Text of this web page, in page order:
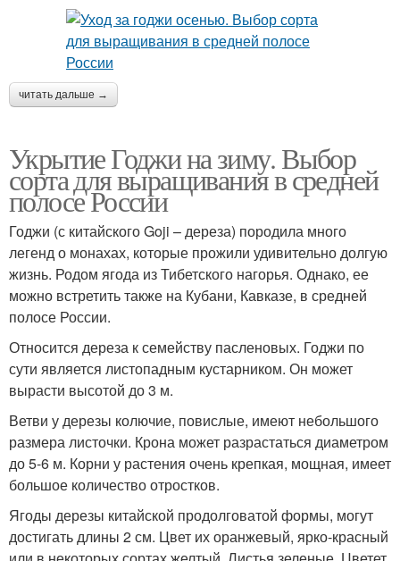
читать дальше →
Укрытие Годжи на зиму. Выбор
сорта для выращивания в средней
полосе России
Годжи (с китайского Goji – дереза) породила много
легенд о монахах, которые прожили удивительно долгую
жизнь. Родом ягода из Тибетского нагорья. Однако, ее
можно встретить также на Кубани, Кавказе, в средней
полосе России.
Относится дереза к семейству пасленовых. Годжи по
сути является листопадным кустарником. Он может
вырасти высотой до 3 м.
Ветви у дерезы колючие, повислые, имеют небольшого
размера листочки. Крона может разрастаться диаметром
до 5-6 м. Корни у растения очень крепкая, мощная, имеет
большое количество отростков.
Ягоды дерезы китайской продолговатой формы, могут
достигать длины 2 см. Цвет их оранжевый, ярко-красный